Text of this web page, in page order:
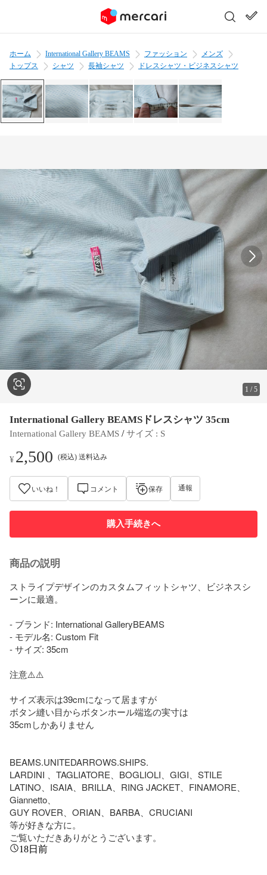
ホーム International Gallery BEAMS ファッション
メンズ
トップス
シャツ 長袖シャツ ドレスシャツ・ビジネスシャツ
1 /5
International Gallery BEAMSドレスシャツ 35cm
International Gallery BEAMS / サイズ : S
¥2,500 (税込) 送料込み
いいね！ コメント 保存 通報
購入手続きへ
商品の説明
ストライプデザインのカスタムフィットシャツ、ビジネスシ
ーンに最適。
- ブランド: International GalleryBEAMS
- モデル名: Custom Fit
- サイズ: 35cm
注意⚠️⚠️
サイズ表示は39cmになって居ますが
ボタン縫い目からボタンホール端迄の実寸は
35cmしかありません
BEAMS.UNITEDARROWS.SHIPS.
LARDINI 、TAGLIATORE、BOGLIOLI、GIGI、STILE
LATINO、ISAIA、BRILLA、RING JACKET、FINAMORE、
Giannetto、
GUY ROVER、ORIAN、BARBA、CRUCIANI
等が好きな方に。
ご覧いただきありがとうございます。
18日前